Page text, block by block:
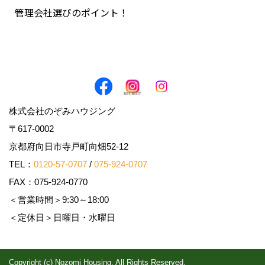
管理会社選びのポイント！
株式会社のぞみハウジング
〒617-0002
京都府向日市寺戸町向畑52-12
TEL： 0120-57-0707 / 075-924-0707
FAX：075-924-0770
＜営業時間＞9:30～18:00
＜定休日＞日曜日・水曜日
Copyright (c) Nozomi Housing. All Rights Reserved.